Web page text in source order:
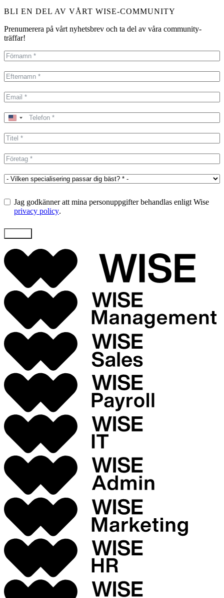
BLI EN DEL AV VÅRT WISE-COMMUNITY
Prenumerera på vårt nyhetsbrev och ta del av våra community-
träffar!
United
+1
Jag godkänner att mina personuppgifter behandlas enligt Wise
privacy policy.